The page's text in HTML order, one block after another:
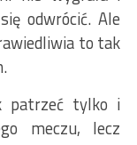
odwrócić. Ale
to tak
patrzeć tylko i
meczu, lecz